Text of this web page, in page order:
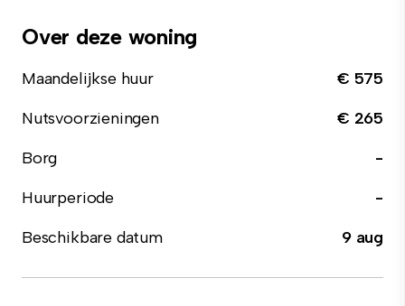
Over deze woning
Maandelijkse huur
€ 575
Nutsvoorzieningen
€ 265
Borg
-
Huurperiode
-
Beschikbare datum
9 aug